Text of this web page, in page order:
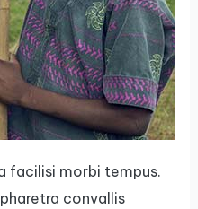
facilisi morbi tempus.
convallis